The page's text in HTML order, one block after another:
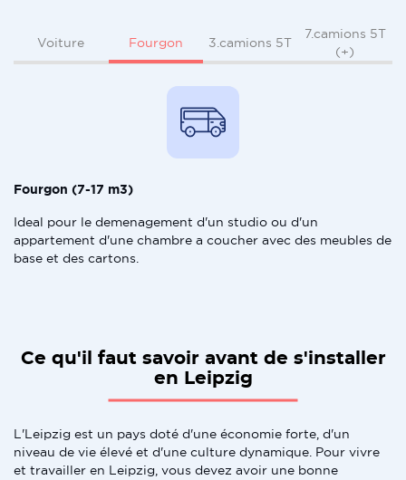
Voiture Fourgon 3.camions 5T
7.camions 5T
(+)
Fourgon (7-17 m3)
Ideal pour le demenagement d'un studio ou d'un
appartement d'une chambre a coucher avec des meubles de
base et des cartons.
Ce qu'il faut savoir avant de s'installer
en Leipzig
L'Leipzig est un pays doté d'une économie forte, d'un
niveau de vie élevé et d'une culture dynamique. Pour vivre
et travailler en Leipzig, vous devez avoir une bonne